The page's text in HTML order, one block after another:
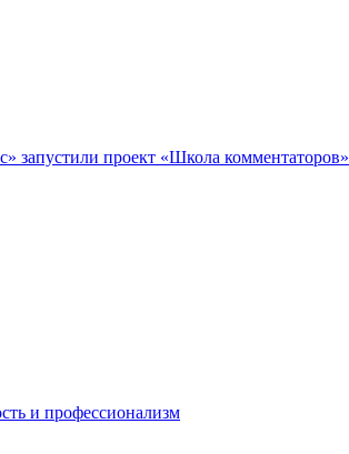
запустили проект «Школа комментаторов»
и профессионализм